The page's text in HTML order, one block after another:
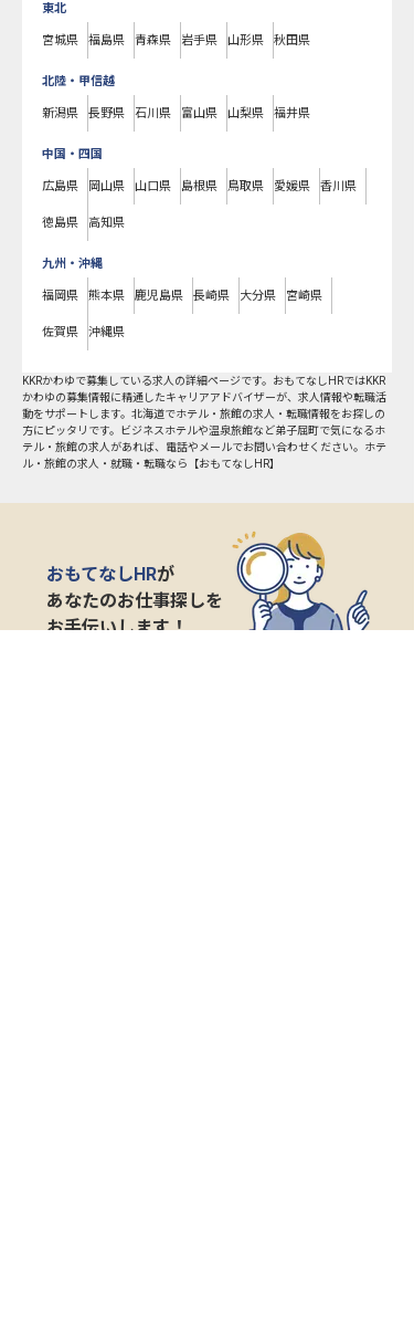
東北
宮城県 福島県 青森県 岩手県 山形県 秋田県
北陸・甲信越
新潟県 長野県 石川県 富山県 山梨県 福井県
中国・四国
広島県 岡山県 山口県 島根県 鳥取県 愛媛県 香川県
徳島県 高知県
九州・沖縄
福岡県 熊本県 鹿児島県 長崎県 大分県 宮崎県
佐賀県 沖縄県
KKRかわゆで募集している求人の詳細ページです。おもてなしHRではKKR
かわゆの募集情報に精通したキャリアアドバイザーが、求人情報や転職活
動をサポートします。北海道でホテル・旅館の求人・転職情報をお探しの
方にピッタリです。ビジネスホテルや温泉旅館など弟子屈町で気になるホ
テル・旅館の求人があれば、電話やメールでお問い合わせください。ホテ
ル・旅館の求人・就職・転職なら【おもてなしHR】
おもてなしHRが
あなたのお仕事探しを
お手伝いします！